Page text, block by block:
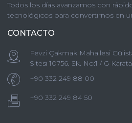
Todos los días avanzamos con
tecnológicos para convertirnos en
CONTACTO
Fevzi Çakmak Mahallesi
Sitesi 10756. Sk. No:1 / G
+90 332 249 88 00
+90 332 249 84 50